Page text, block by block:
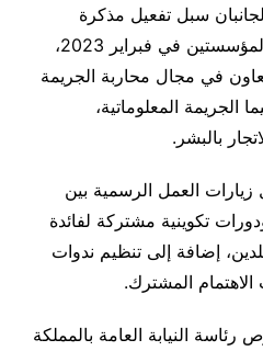
سبل تفعيل مذكرة
التفاهم التي تم توقيعها بين المؤسستين في فبراير 2023،
في مجال محاربة الجريمة
الجريمة المعلوماتية،
بالبشر.
العمل الرسمية بين
تكوينية مشتركة لفائدة
إضافة إلى تنظيم ندوات
المشترك.
النيابة العامة بالمملكة